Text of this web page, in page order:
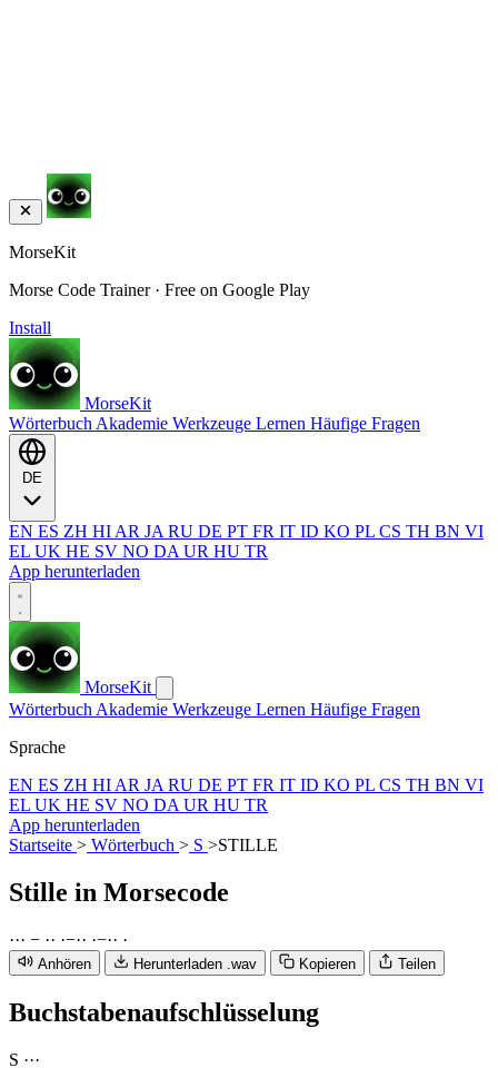
MorseKit
Morse Code Trainer · Free on Google Play
Install
MorseKit
Wörterbuch Akademie Werkzeuge Lernen Häufige Fragen
EN ES ZH HI AR JA RU DE PT FR IT ID KO PL CS TH BN VI
EL UK HE SV NO DA UR HU TR
App herunterladen
MorseKit
Wörterbuch Akademie Werkzeuge Lernen Häufige Fragen
Sprache
EN ES ZH HI AR JA RU DE PT FR IT ID KO PL CS TH BN VI
EL UK HE SV NO DA UR HU TR
App herunterladen
Startseite > Wörterbuch > S >STILLE
Stille in Morsecode
··· − ·· ·−·· ·−·· ·
Anhören Herunterladen .wav Kopieren Teilen
Buchstabenaufschlüsselung
S ···